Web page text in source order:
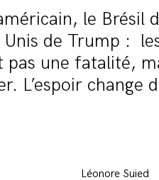
le Brésil
Unis de Trump :
pas une fatalité,
L’espoir change
Léonore Suied